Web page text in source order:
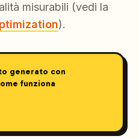
misurabili (vedi la
).
generato con
funziona